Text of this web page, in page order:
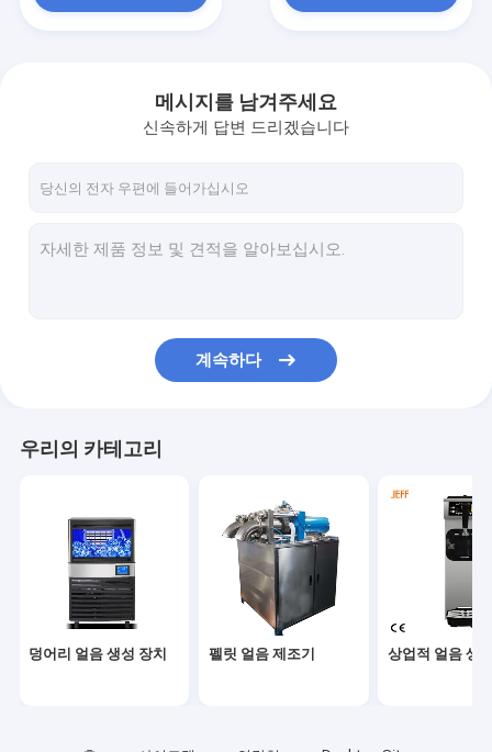
야외 얼음 생성 장치
자동 제빙기
메시지를 남겨주세요
신속하게 답변 드리겠습니다
계속하다
우리의 카테고리
덩어리 얼음 생성 장치 펠릿 얼음 제조기 상업적 얼음 생